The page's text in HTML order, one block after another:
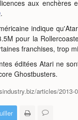
aux
.
indique
pour la
franchises, trop
éditées Atari ne
Ghostbusters.
articles/